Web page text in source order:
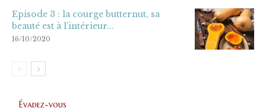
Episode 3 : la courge butternut, sa
beauté est à l’intérieur...
16/10/2020
Évadez-vous